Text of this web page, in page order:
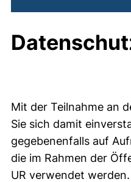
Mit der Teilnahme an
Sie sich damit
gegebenenfalls auf
die im Rahmen der
UR verwendet werden.